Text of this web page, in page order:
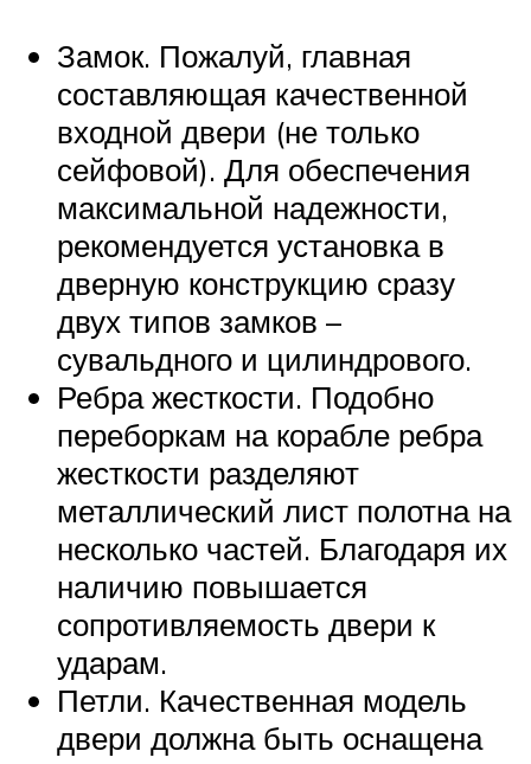
Замок. Пожалуй, главная
составляющая качественной
входной двери (не только
сейфовой). Для обеспечения
максимальной надежности,
рекомендуется установка в
дверную конструкцию сразу
двух типов замков –
сувальдного и цилиндрового.
Ребра жесткости. Подобно
переборкам на корабле ребра
жесткости разделяют
металлический лист полотна на
несколько частей. Благодаря их
наличию повышается
сопротивляемость двери к
ударам.
Петли. Качественная модель
двери должна быть оснащена